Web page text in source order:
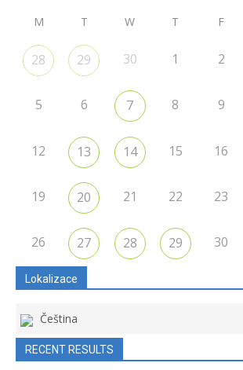
M T W T F
28 29 30 1 2
5 6 7 8 9
12 13 14 15 16
19 20 21 22 23
26 27 28 29 30
Lokalizace
Čeština
RECENT RESULTS